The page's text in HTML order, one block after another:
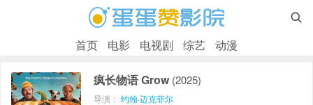

首页 电影 电视剧 综艺 动漫
疯长物语 Grow (2025)
导演： 约翰·迈克菲尔